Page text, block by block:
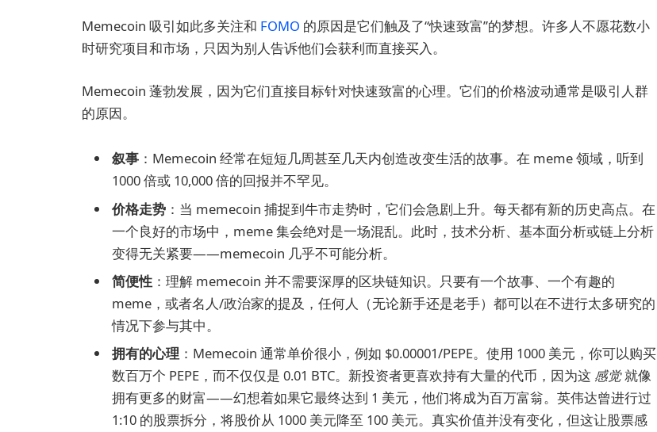
Memecoin 吸引如此多关注和 FOMO 的原因是它们触及了“快速致富”的梦想。许多人不愿花数小
时研究项目和市场，只因为别人告诉他们会获利而直接买入。
Memecoin 蓬勃发展，因为它们直接目标针对快速致富的心理。它们的价格波动通常是吸引人群
的原因。
叙事 ：Memecoin 经常在短短几周甚至几天内创造改变生活的故事。在 meme 领域，听到
1000 倍或 10,000 倍的回报并不罕见。
价格走势 ：当 memecoin 捕捉到牛市走势时，它们会急剧上升。每天都有新的历史高点。在
一个良好的市场中，meme 集会绝对是一场混乱。此时，技术分析、基本面分析或链上分析
变得无关紧要——memecoin 几乎不可能分析。
简便性 ：理解 memecoin 并不需要深厚的区块链知识。只要有一个故事、一个有趣的
meme，或者名人/政治家的提及，任何人（无论新手还是老手）都可以在不进行太多研究的
情况下参与其中。
拥有的心理 ：Memecoin 通常单价很小，例如 $0.00001/PEPE。使用 1000 美元，你可以购买
数百万个 PEPE，而不仅仅是 0.01 BTC。新投资者更喜欢持有大量的代币，因为这 感觉就像
拥有更多的财富——幻想着如果它最终达到 1 美元，他们将成为百万富翁。英伟达曾进行过
1:10 的股票拆分，将股价从 1000 美元降至 100 美元。真实价值并没有变化，但这让股票感